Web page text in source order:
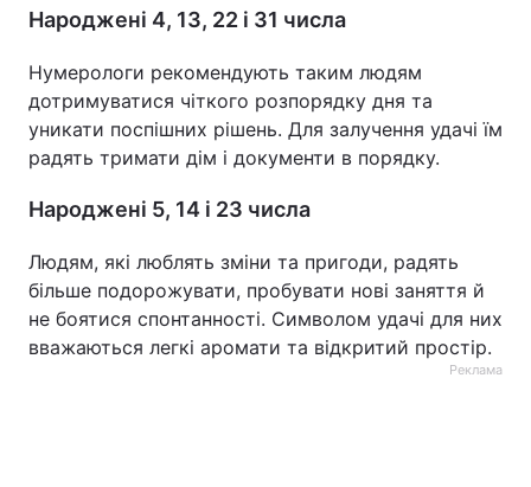
Народжені 4, 13, 22 і 31 числа
Нумерологи рекомендують таким людям
дотримуватися чіткого розпорядку дня та
уникати поспішних рішень. Для залучення удачі їм
радять тримати дім і документи в порядку.
Народжені 5, 14 і 23 числа
Людям, які люблять зміни та пригоди, радять
більше подорожувати, пробувати нові заняття й
не боятися спонтанності. Символом удачі для них
вважаються легкі аромати та відкритий простір.
Реклама